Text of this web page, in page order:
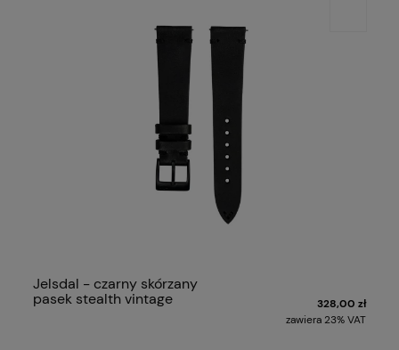
Jelsdal - czarny skórzany
pasek stealth vintage
328,00 zł
zawiera 23% VAT